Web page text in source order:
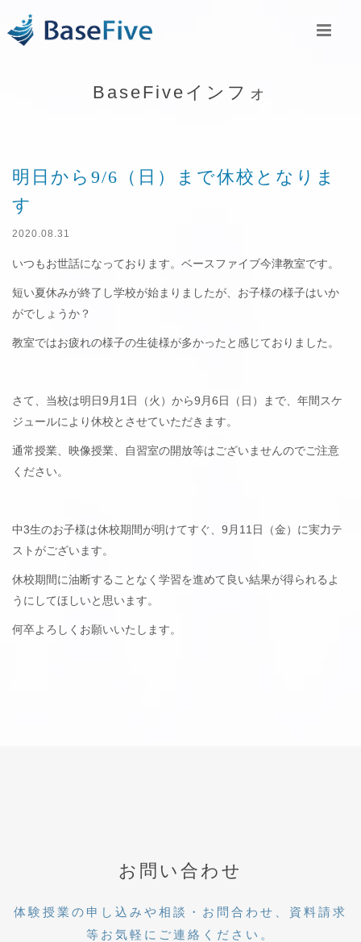
BaseFiveインフォ
明日から9/6（日）まで休校となりま
す
2020.08.31
いつもお世話になっております。ベースファイブ今津教室です。
短い夏休みが終了し学校が始まりましたが、お子様の様子はいか
がでしょうか？
教室ではお疲れの様子の生徒様が多かったと感じておりました。
さて、当校は明日9月1日（火）から9月6日（日）まで、年間スケ
ジュールにより休校とさせていただきます。
通常授業、映像授業、自習室の開放等はございませんのでご注意
ください。
中3生のお子様は休校期間が明けてすぐ、9月11日（金）に実力テ
ストがございます。
休校期間に油断することなく学習を進めて良い結果が得られるよ
うにしてほしいと思います。
何卒よろしくお願いいたします。
お問い合わせ
体験授業の申し込みや相談・お問合わせ、資料請求
等お気軽にご連絡ください。